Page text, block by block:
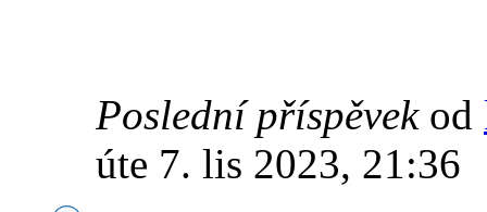
Poslední příspěvekod
úte 7. lis 2023, 21:36